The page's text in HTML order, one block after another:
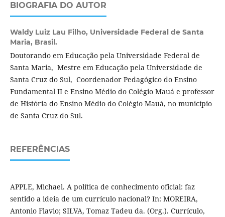
BIOGRAFIA DO AUTOR
Waldy Luiz Lau Filho, Universidade Federal de Santa
Maria, Brasil.
Doutorando em Educação pela Universidade Federal de
Santa Maria, Mestre em Educação pela Universidade de
Santa Cruz do Sul, Coordenador Pedagógico do Ensino
Fundamental II e Ensino Médio do Colégio Mauá e professor
de História do Ensino Médio do Colégio Mauá, no município
de Santa Cruz do Sul.
REFERÊNCIAS
APPLE, Michael. A política de conhecimento oficial: faz
sentido a ideia de um currículo nacional? In: MOREIRA,
Antonio Flavio; SILVA, Tomaz Tadeu da. (Org.). Currículo,